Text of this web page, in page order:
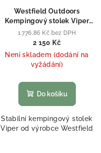
Westfield Outdoors
Kempingový stolek Viper
80
1 776,86 Kč bez DPH
2 150 Kč
Není skladem (dodání na
vyžádání)
Do košíku
Stabilní kempingový stolek
Viper od výrobce Westfield